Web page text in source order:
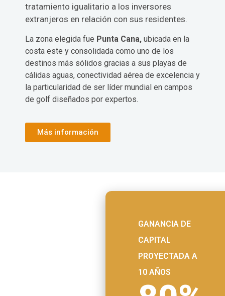
tratamiento igualitario a los inversores
extranjeros en relación con sus residentes.
La zona elegida fue Punta Cana, ubicada en la
costa este y consolidada como uno de los
destinos más sólidos gracias a sus playas de
cálidas aguas, conectividad aérea de excelencia y
la particularidad de ser líder mundial en campos
de golf diseñados por expertos.
Más información
GANANCIA DE
CAPITAL
PROYECTADA A
10 AÑOS